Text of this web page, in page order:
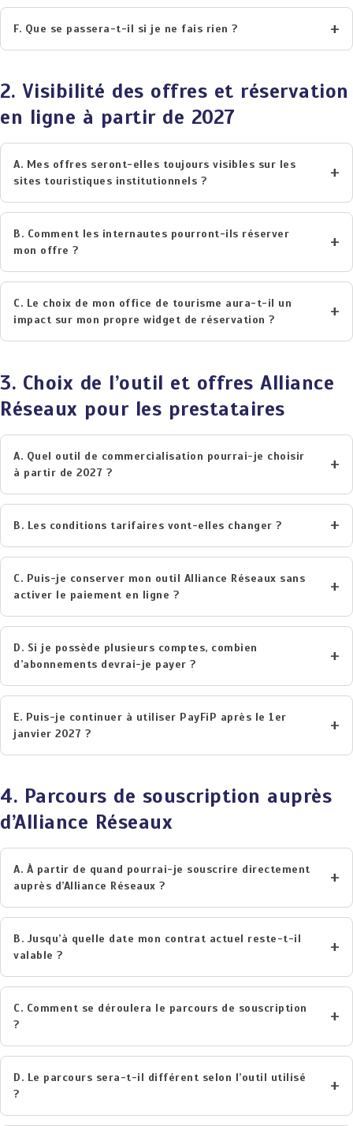
F. Que se passera-t-il si je ne fais rien ?
2. Visibilité des offres et réservation
en ligne à partir de 2027
A. Mes offres seront-elles toujours visibles sur les
sites touristiques institutionnels ?
B. Comment les internautes pourront-ils réserver
mon offre ?
C. Le choix de mon office de tourisme aura-t-il un
impact sur mon propre widget de réservation ?
3. Choix de l’outil et offres Alliance
Réseaux pour les prestataires
A. Quel outil de commercialisation pourrai-je choisir
à partir de 2027 ?
B. Les conditions tarifaires vont-elles changer ?
C. Puis-je conserver mon outil Alliance Réseaux sans
activer le paiement en ligne ?
D. Si je possède plusieurs comptes, combien
d’abonnements devrai-je payer ?
E. Puis-je continuer à utiliser PayFiP après le 1er
janvier 2027 ?
4. Parcours de souscription auprès
d’Alliance Réseaux
A. À partir de quand pourrai-je souscrire directement
auprès d’Alliance Réseaux ?
B. Jusqu’à quelle date mon contrat actuel reste-t-il
valable ?
C. Comment se déroulera le parcours de souscription
?
D. Le parcours sera-t-il différent selon l’outil utilisé
?